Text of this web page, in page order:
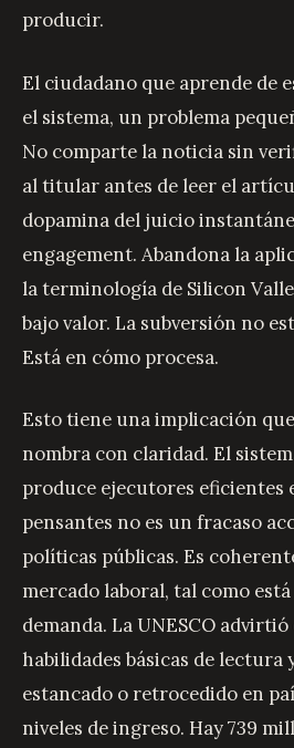
producir.
El ciudadano que aprende de
el sistema, un problema
No comparte la noticia sin
al titular antes de leer el
dopamina del juicio
engagement. Abandona la
la terminología de Silicon
bajo valor. La subversión no
Está en cómo procesa.
Esto tiene una implicación
nombra con claridad. El
produce ejecutores eficientes
pensantes no es un fracaso
políticas públicas. Es
mercado laboral, tal como
demanda. La UNESCO advirtió
habilidades básicas de
estancado o retrocedido en
niveles de ingreso. Hay 739